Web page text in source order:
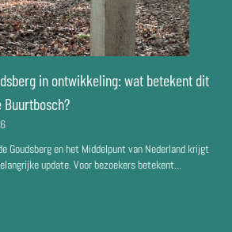
in ontwikkeling: wat betekent dit
Goudsberg en het Middelpunt van Nederland krijgt
update. Voor bezoekers betekent...